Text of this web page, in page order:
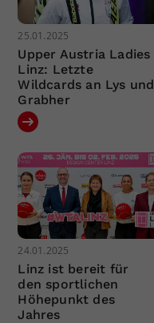
25.01.2025
Upper Austria Ladies
Linz: Letzte
Wildcards an Lys und
Grabher
24.01.2025
Linz ist bereit für
den sportlichen
Höhepunkt des
Jahres